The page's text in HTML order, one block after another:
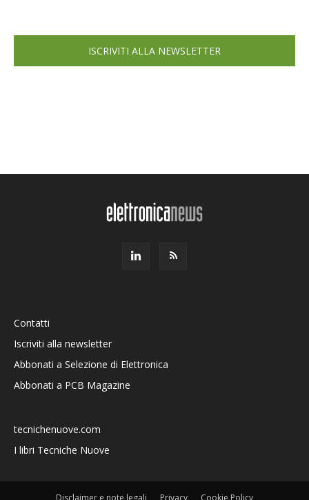
ISCRIVITI ALLA NEWSLETTER
Contatti
Iscriviti alla newsletter
Abbonati a Selezione di Elettronica
Abbonati a PCB Magazine
tecnichenuove.com
I libri Tecniche Nuove
Disclaimer e note legali Privacy Cookie Policy